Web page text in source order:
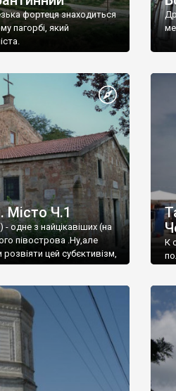
фортеця знаходиться
пагорбі, який
Місто Ч.1
одне з найцікавіших (на
півострова .Ну,але
цей субєктивізм,
К